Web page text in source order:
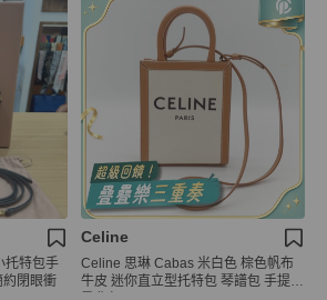
托特包手
約閉眼衝
Celine
Celine 思琳 Cabas 米白色 棕色帆布
牛皮 迷你直立型托特包 琴譜包 手提包